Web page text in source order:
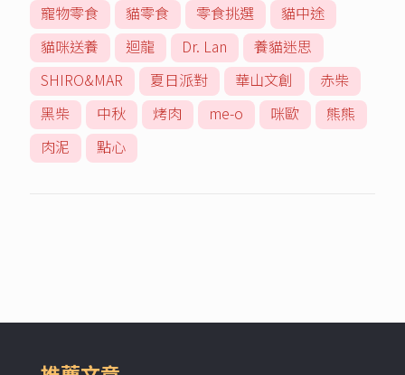
寵物零食 貓零食 零食挑選
貓中途
貓咪送養
迴龍 Dr. Lan
養貓迷思
SHIRO&MAR
夏日派對 華山文創
赤柴
黑柴
中秋 烤肉 me-o 咪歐
熊熊
肉泥
點心